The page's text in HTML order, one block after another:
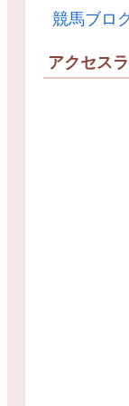
競馬ブロ
アクセス